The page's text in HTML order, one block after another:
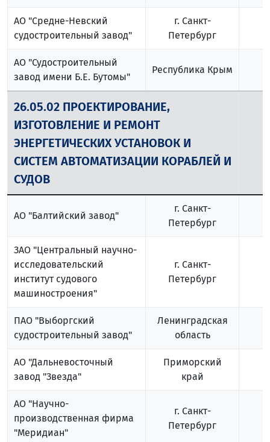
АО "Средне-Невский
судостроительный завод"
г. Санкт-
Петербург
АО "Судостроительный
завод имени Б.Е. Бутомы"
Республика Крым
26.05.02 ПРОЕКТИРОВАНИЕ,
ИЗГОТОВЛЕНИЕ И РЕМОНТ
ЭНЕРГЕТИЧЕСКИХ УСТАНОВОК И
СИСТЕМ АВТОМАТИЗАЦИИ КОРАБЛЕЙ И
СУДОВ
АО "Балтийский завод"
г. Санкт-
Петербург
ЗАО "Центральный научно-
исследовательский
институт судового
машиностроения"
г. Санкт-
Петербург
ПАО "Выборгский
судостроительный завод"
Ленинградская
область
АО "Дальневосточный
завод "Звезда"
Приморский
край
АО "Научно-
производственная фирма
"Меридиан"
г. Санкт-
Петербург